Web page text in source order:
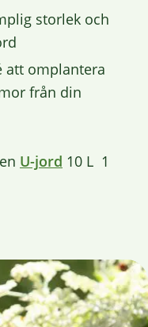
storlek och
att omplantera
från din
U-jord 10 L 1